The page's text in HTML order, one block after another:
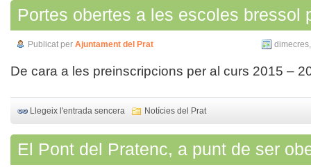
Portes obertes a les escoles bressol
Publicat per Ajuntament del Prat
De cara a les preinscripcions per al curs 2015 –
Llegeix l'entrada sencera Notícies del Prat
El Pont del Pratenc, a punt de ser